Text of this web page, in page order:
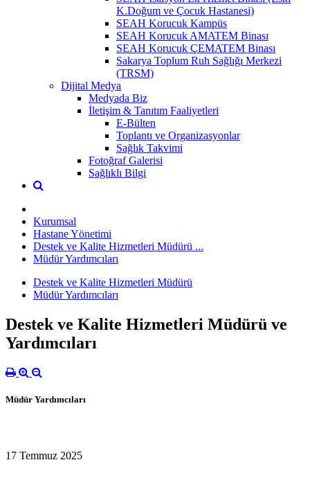
K.Doğum ve Çocuk Hastanesi)
SEAH Korucuk Kampüs
SEAH Korucuk AMATEM Binası
SEAH Korucuk ÇEMATEM Binası
Sakarya Toplum Ruh Sağlığı Merkezi
(TRSM)
Dijital Medya
Medyada Biz
İletişim & Tanıtım Faaliyetleri
E-Bülten
Toplantı ve Organizasyonlar
Sağlık Takvimi
Fotoğraf Galerisi
Sağlıklı Bilgi
Kurumsal
Hastane Yönetimi
Destek ve Kalite Hizmetleri Müdürü ...
Müdür Yardımcıları
Destek ve Kalite Hizmetleri Müdürü
Müdür Yardımcıları
Destek ve Kalite Hizmetleri Müdürü ve
Yardımcıları
Müdür Yardımcıları
17 Temmuz 2025